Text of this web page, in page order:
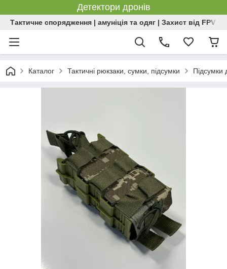
Детектори дронів
Тактичне спорядження | амуніція та одяг | Захист від FPV |
Каталог Тактичні рюкзаки, сумки, підсумки